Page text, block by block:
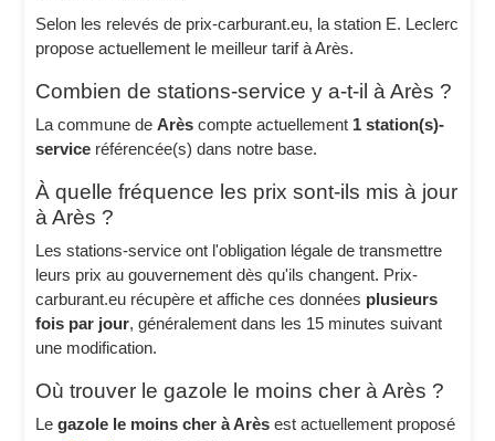
Selon les relevés de prix-carburant.eu, la station E. Leclerc
propose actuellement le meilleur tarif à Arès.
Combien de stations-service y a-t-il à Arès ?
La commune deArès compte actuellement 1 station(s)-
service référencée(s) dans notre base.
À quelle fréquence les prix sont-ils mis à jour
à Arès ?
Les stations-service ont l'obligation légale de transmettre
leurs prix au gouvernement dès qu'ils changent. Prix-
carburant.eu récupère et affiche ces données plusieurs
fois par jour, généralement dans les 15 minutes suivant
une modification.
Où trouver le gazole le moins cher à Arès ?
Legazole le moins cher à Arès est actuellement proposé